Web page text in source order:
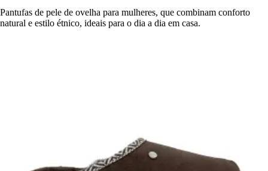
Pantufas de pele de ovelha para mulheres, que combinam conforto
natural e estilo étnico, ideais para o dia a dia em casa.